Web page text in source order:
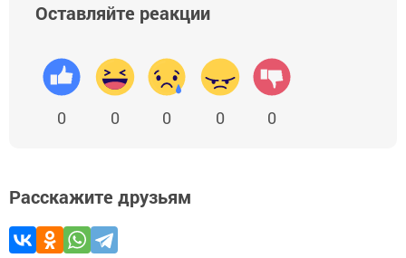
Оставляйте реакции
0 0 0 0 0
Расскажите друзьям